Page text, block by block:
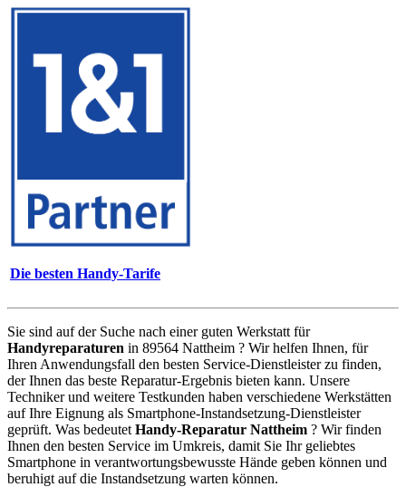
Die besten Handy-Tarife
Sie sind auf der Suche nach einer guten Werkstatt für
Handyreparaturen in 89564 Nattheim ? Wir helfen Ihnen, für
Ihren Anwendungsfall den besten Service-Dienstleister zu finden,
der Ihnen das beste Reparatur-Ergebnis bieten kann. Unsere
Techniker und weitere Testkunden haben verschiedene Werkstätten
auf Ihre Eignung als Smartphone-Instandsetzung-Dienstleister
geprüft. Was bedeutet Handy-Reparatur Nattheim ? Wir finden
Ihnen den besten Service im Umkreis, damit Sie Ihr geliebtes
Smartphone in verantwortungsbewusste Hände geben können und
beruhigt auf die Instandsetzung warten können.